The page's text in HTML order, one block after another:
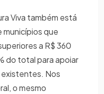
Viva também está
que
a R$ 360
do total para apoiar
existentes. Nos
o mesmo